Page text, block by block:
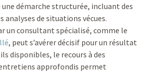
démarche structurée, incluant des
analyses de situations vécues.
un consultant spécialisé, comme le
, peut s’avérer décisif pour un résultat
disponibles, le recours à des
approfondis permet